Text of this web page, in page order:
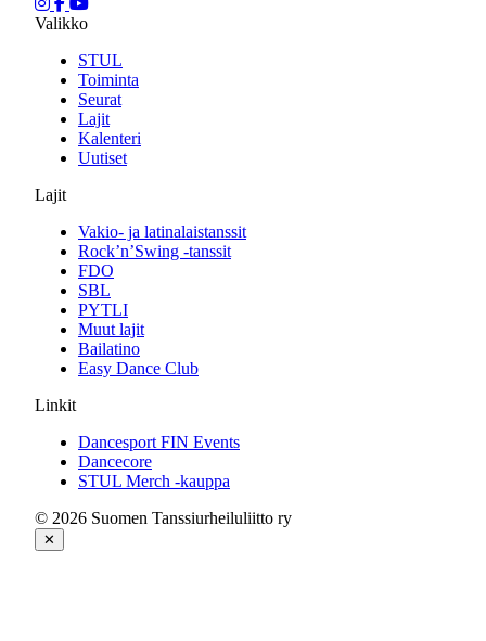
Valikko
STUL
Toiminta
Seurat
Lajit
Kalenteri
Uutiset
Lajit
Vakio- ja latinalaistanssit
Rock’n’Swing -tanssit
FDO
SBL
PYTLI
Muut lajit
Bailatino
Easy Dance Club
Linkit
Dancesport FIN Events
Dancecore
STUL Merch -kauppa
© 2026 Suomen Tanssiurheiluliitto ry
✕